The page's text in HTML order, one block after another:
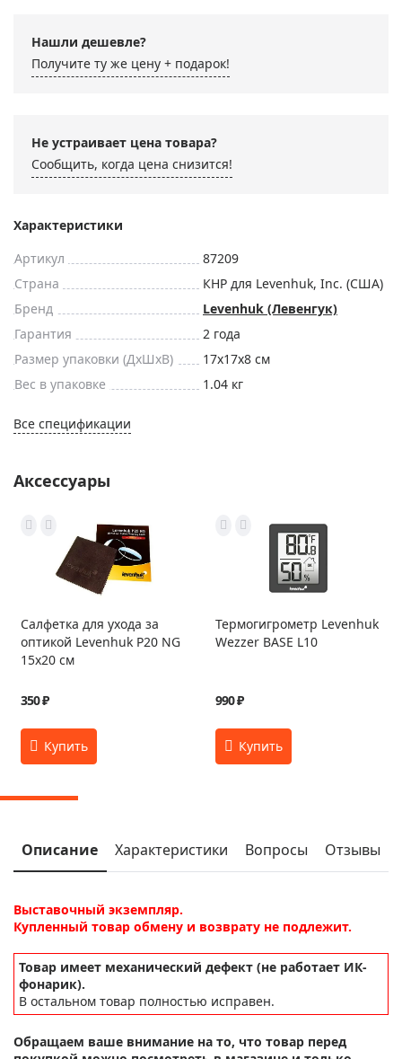
Нашли дешевле?
Получите ту же цену + подарок!
Не устраивает цена товара?
Сообщить, когда цена снизится!
Характеристики
Артикул
87209
Страна
КНР для Levenhuk, Inc. (США)
Бренд
Levenhuk (Левенгук)
Гарантия
2 года
Размер упаковки (ДxШxВ)
17x17x8 см
Вес в упаковке
1.04 кг
Все спецификации
Аксессуары
Салфетка для ухода за
оптикой Levenhuk P20 NG
15x20 см
350 ₽
Термогигрометр Levenhuk
Wezzer BASE L10
990 ₽
Описание Характеристики Вопросы Отзывы
Выставочный экземпляр.
Купленный товар обмену и возврату не подлежит.
Товар имеет механический дефект (не работает ИК-
фонарик).
В остальном товар полностью исправен.
Обращаем ваше внимание на то, что товар перед